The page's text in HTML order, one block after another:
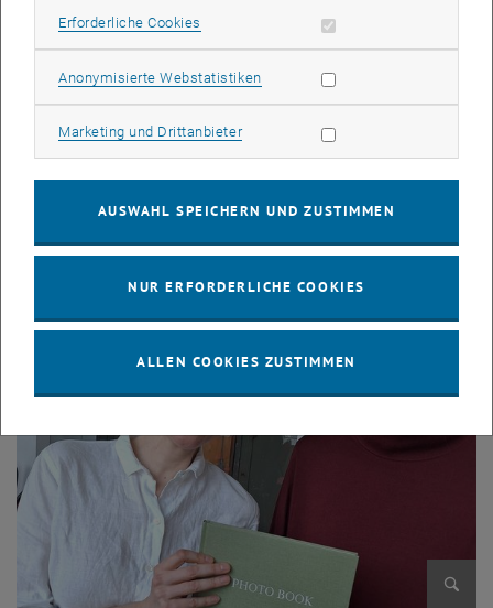
Bild
Erforderliche Cookies Erforderliche Cookies zulassen
Anonymisierte WebstatistikenStatistik Cookies zulassen
Marketing und DrittanbieterMarketing Cookies zulassen
AUSWAHL SPEICHERN UND ZUSTIMMEN
NUR ERFORDERLICHE COOKIES
ALLEN COOKIES ZUSTIMMEN